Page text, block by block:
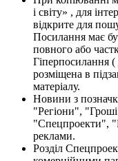
і світу» , для
відкрите для
Посилання має
повного або
Гіперпосилання
розміщена в
матеріалу.
Новини з
"Регіони",
"Спецпроекти",
реклами.
Розділ